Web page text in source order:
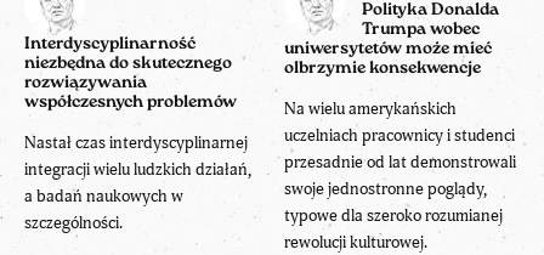
Interdyscyplinarność
niezbędna do skutecznego
rozwiązywania
współczesnych problemów
Nastał czas interdyscyplinarnej
integracji wielu ludzkich działań,
a badań naukowych w
szczególności.
Polityka Donalda
Trumpa wobec
uniwersytetów może mieć
olbrzymie konsekwencje
Na wielu amerykańskich
uczelniach pracownicy i studenci
przesadnie od lat demonstrowali
swoje jednostronne poglądy,
typowe dla szeroko rozumianej
rewolucji kulturowej.